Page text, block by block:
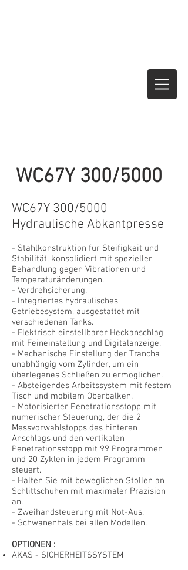
WC67Y 300/5000
WC67Y 300/5000
Hydraulische Abkantpresse
- Stahlkonstruktion für Steifigkeit und
Stabilität, konsolidiert mit spezieller
Behandlung gegen Vibrationen und
Temperaturänderungen.
- Verdrehsicherung.
- Integriertes hydraulisches
Getriebesystem, ausgestattet mit
verschiedenen Tanks.
- Elektrisch einstellbarer Heckanschlag
mit Feineinstellung und Digitalanzeige.
- Mechanische Einstellung der Trancha
unabhängig vom Zylinder, um ein
überlegenes Schließen zu ermöglichen.
- Absteigendes Arbeitssystem mit festem
Tisch und mobilem Oberbalken.
- Motorisierter Penetrationsstopp mit
numerischer Steuerung, der die 2
Messvorwahlstopps des hinteren
Anschlags und den vertikalen
Penetrationsstopp mit 99 Programmen
und 20 Zyklen in jedem Programm
steuert.
- Halten Sie mit beweglichen Stollen an
Schlittschuhen mit maximaler Präzision
an.
- Zweihandsteuerung mit Not-Aus.
- Schwanenhals bei allen Modellen.
OPTIONEN :
AKAS - SICHERHEITSSYSTEM